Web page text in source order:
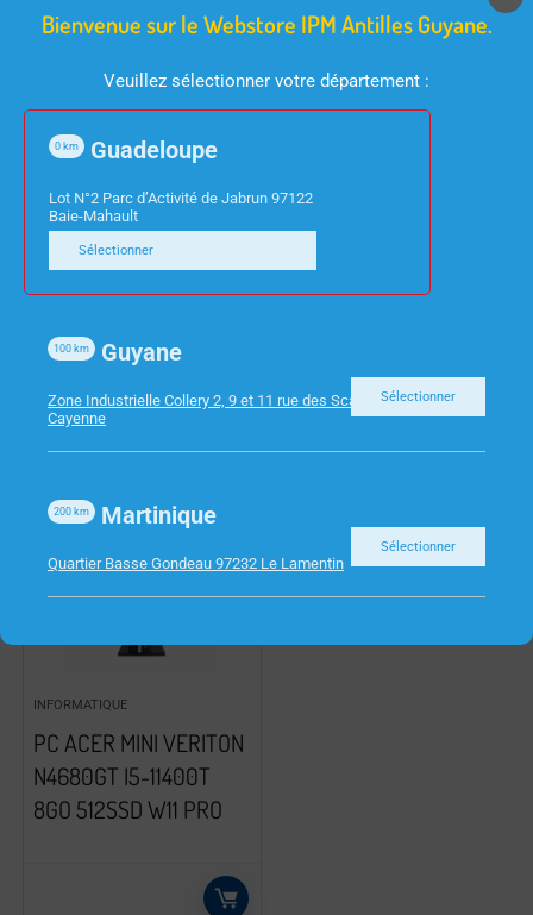
INFORMATIQUE
ADAPTATEUR DP MALE
ECRAN 27″ VIEWSONIC
INFORMATIQUE
PC ACER MINI VERITON
N4680GT I5-11400T
8GO 512SSD W11 PRO
Bienvenue sur le Webstore IPM Antilles Guyane.
Veuillez sélectionner votre département :
Guadeloupe
0 km
Lot N°2 Parc d’Activité de Jabrun 97122
Baie-Mahault
Sélectionner
Guyane
100 km
Zone Industrielle Collery 2, 9 et 11 rue des Scarabees 97300
Cayenne
Sélectionner
Martinique
200 km
Quartier Basse Gondeau 97232 Le Lamentin
Sélectionner